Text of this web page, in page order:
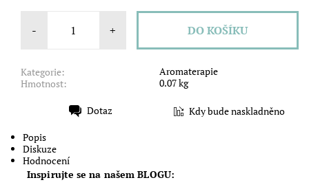
- +
Kategorie:
Aromaterapie
Hmotnost:
0.07 kg
Dotaz Kdy bude naskladněno
Popis
Diskuze
Hodnocení
Inspirujte se na našem BLOGU: